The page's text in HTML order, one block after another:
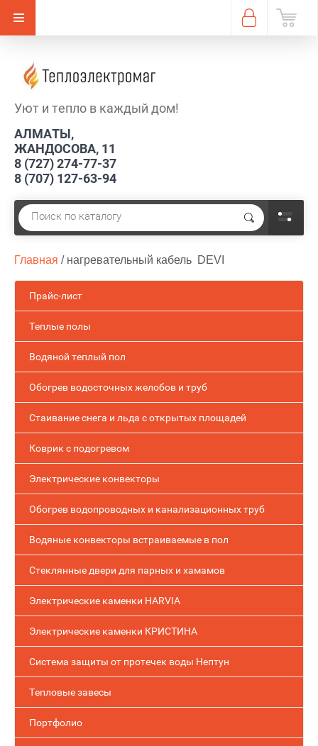
Уют и тепло в каждый дом!
АЛМАТЫ,
ЖАНДОСОВА, 11
8 (727) 274-77-37
8 (707) 127-63-94
Главная / нагревательный кабель  DEVI
Прайс-лист
Теплые полы
Водяной теплый пол
Обогрев водосточных желобов и труб
Стаивание снега и льда с открытых площадей
Коврик с подогревом
Электрические конвекторы
Обогрев водопроводных и канализационных труб
Водяные конвекторы встраиваемые в пол
Стеклянные двери для парных и хамамов
Электрические каменки HARVIA
Электрические каменки КРИСТИНА
Система защиты от протечек воды Нептун
Тепловые завесы
Портфолио